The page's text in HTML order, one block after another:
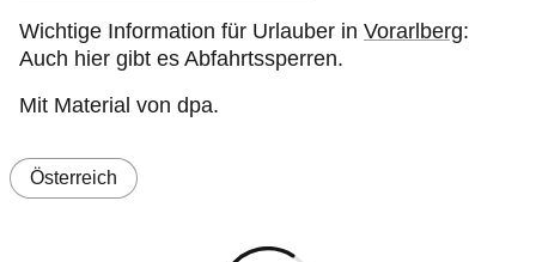
Wichtige Information für Urlauber in Vorarlberg:
Auch hier gibt es Abfahrtssperren.
Mit Material von dpa.
Österreich